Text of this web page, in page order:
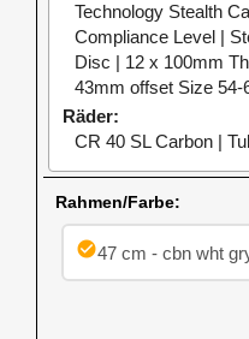
Technology Stealth
Compliance Level |
Disc | 12 x 100mm
43mm offset Size 54-
Räder
CR 40 SL Carbon |
Rahmen/Farbe:
check_circle47 cm - cbn wht